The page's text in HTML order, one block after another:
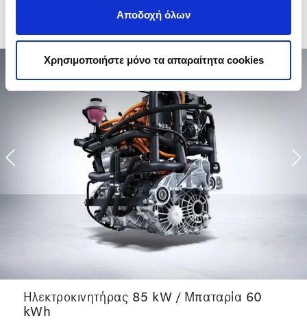
Αποδοχή όλων
Χρησιμοποιήστε μόνο τα απαραίτητα cookies
Ηλεκτροκινητήρας 85 kW / Μπαταρία 60
kWh